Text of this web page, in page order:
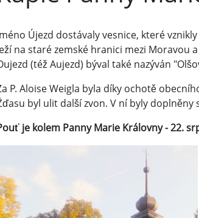
Újezd dostávaly vesnice, které
na staré zemské hranici mezi Moravou
(též Aujezd) býval také nazýván
P. Aloise Weigla byla díky ochotě
byl ulit další zvon. V ní byly doplněny
je kolem Panny Marie Královny - 22.